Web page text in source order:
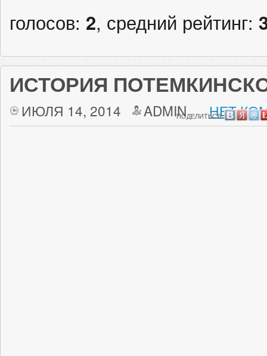
голосов: 2, средний рейтинг:
ИСТОРИЯ
ИЮЛЯ 14, 2014 ADMIN НЕТ
ПОДЕЛИТЬСЯ: